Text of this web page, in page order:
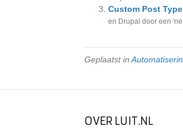
Custom Post
en Drupal door een
Geplaatst in
OVER LUIT.NL